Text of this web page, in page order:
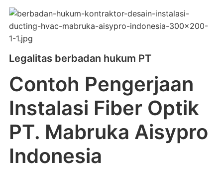
Legalitas berbadan hukum PT
Contoh Pengerjaan
Instalasi Fiber Optik
PT. Mabruka Aisypro
Indonesia